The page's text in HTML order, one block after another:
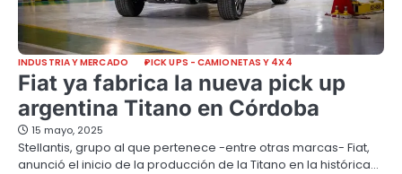
INDUSTRIA Y MERCADO PICK UPS - CAMIONETAS Y 4X4
Fiat ya fabrica la nueva pick up
argentina Titano en Córdoba
15 mayo, 2025
Stellantis, grupo al que pertenece -entre otras marcas- Fiat,
anunció el inicio de la producción de la Titano en la histórica…